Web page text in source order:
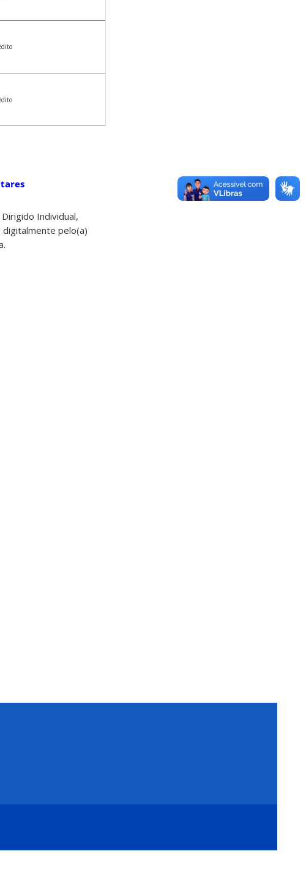
Individual,
pelo(a)